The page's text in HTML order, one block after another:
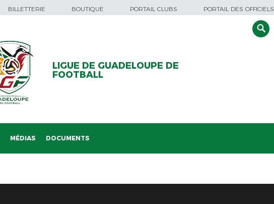
BILLETTERIE BOUTIQUE PORTAIL CLUBS PORTAIL DES OFFICIELS
LIGUE DE GUADELOUPE DE
FOOTBALL
MÉDIAS DOCUMENTS